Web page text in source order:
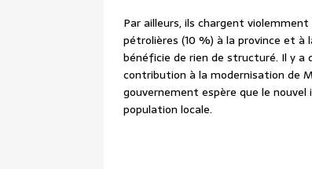
Par ailleurs, ils chargent
pétrolières (10 %) à la province et à
bénéficie de rien de structuré. Il y a
contribution à la modernisation de
gouvernement espère que le nouvel
population locale.